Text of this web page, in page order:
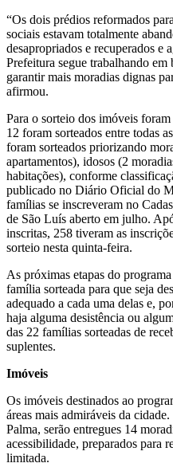
“Os dois prédios reformados
sociais estavam totalmente
desapropriados e recuperados e
Prefeitura segue trabalhando em
garantir mais moradias dignas
afirmou.
Para o sorteio dos imóveis
12 foram sorteados entre todas
foram sorteados priorizando
apartamentos), idosos (2
habitações), conforme
publicado no Diário Oficial do
famílias se inscreveram no
de São Luís aberto em julho.
inscritas, 258 tiveram as
sorteio nesta quinta-feira.
As próximas etapas do
família sorteada para que seja
adequado a cada uma delas e,
haja alguma desistência ou
das 22 famílias sorteadas de
suplentes.
Imóveis
Os imóveis destinados ao
áreas mais admiráveis da
Palma, serão entregues 14
acessibilidade, preparados para
limitada.